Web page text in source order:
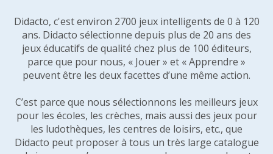
Didacto, c'est environ 2700 jeux intelligents de 0 à 120
ans. Didacto sélectionne depuis plus de 20 ans des
jeux éducatifs de qualité chez plus de 100 éditeurs,
parce que pour nous, « Jouer » et « Apprendre »
peuvent être les deux facettes d’une même action.
C’est parce que nous sélectionnons les meilleurs jeux
pour les écoles, les crèches, mais aussi des jeux pour
les ludothèques, les centres de loisirs, etc., que
Didacto peut proposer à tous un très large catalogue